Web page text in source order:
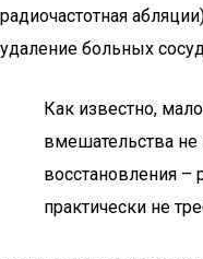
радиочастотная
удаление больных
Как известно,
вмешательства не
восстановления –
практически не